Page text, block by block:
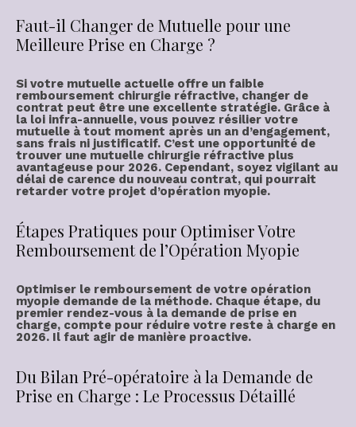
Faut-il Changer de Mutuelle pour une
Meilleure Prise en Charge ?
Si votre mutuelle actuelle offre un faible
remboursement chirurgie réfractive, changer de
contrat peut être une excellente stratégie. Grâce à
la loi infra-annuelle, vous pouvez résilier votre
mutuelle à tout moment après un an d’engagement,
sans frais ni justificatif. C’est une opportunité de
trouver une mutuelle chirurgie réfractive plus
avantageuse pour 2026. Cependant, soyez vigilant au
délai de carence du nouveau contrat, qui pourrait
retarder votre projet d’opération myopie.
Étapes Pratiques pour Optimiser Votre
Remboursement de l’Opération Myopie
Optimiser le remboursement de votre opération
myopie demande de la méthode. Chaque étape, du
premier rendez-vous à la demande de prise en
charge, compte pour réduire votre reste à charge en
2026. Il faut agir de manière proactive.
Du Bilan Pré-opératoire à la Demande de
Prise en Charge : Le Processus Détaillé